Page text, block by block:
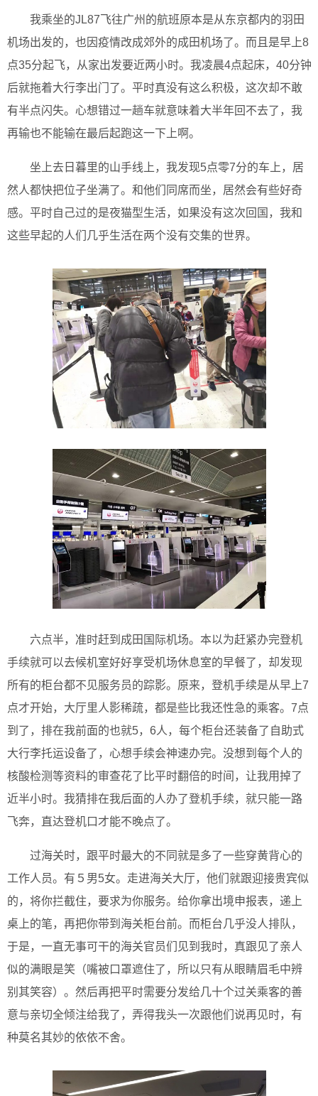
我乘坐的JL87飞往广州的航班原本是从东京都内的羽田
机场出发的，也因疫情改成郊外的成田机场了。而且是早上8
点35分起飞，从家出发要近两小时。我凌晨4点起床，40分钟
后就拖着大行李出门了。平时真没有这么积极，这次却不敢
有半点闪失。心想错过一趟车就意味着大半年回不去了，我
再输也不能输在最后起跑这一下上啊。
坐上去日暮里的山手线上，我发现5点零7分的车上，居
然人都快把位子坐满了。和他们同席而坐，居然会有些好奇
感。平时自己过的是夜猫型生活，如果没有这次回国，我和
这些早起的人们几乎生活在两个没有交集的世界。
六点半，准时赶到成田国际机场。本以为赶紧办完登机
手续就可以去候机室好好享受机场休息室的早餐了，却发现
所有的柜台都不见服务员的踪影。原来，登机手续是从早上7
点才开始，大厅里人影稀疏，都是些比我还性急的乘客。7点
到了，排在我前面的也就5，6人，每个柜台还装备了自助式
大行李托运设备了，心想手续会神速办完。没想到每个人的
核酸检测等资料的审查花了比平时翻倍的时间，让我用掉了
近半小时。我猜排在我后面的人办了登机手续，就只能一路
飞奔，直达登机口才能不晚点了。
过海关时，跟平时最大的不同就是多了一些穿黄背心的
工作人员。有５男5女。走进海关大厅，他们就跟迎接贵宾似
的，将你拦截住，要求为你服务。给你拿出境申报表，递上
桌上的笔，再把你带到海关柜台前。而柜台几乎没人排队，
于是，一直无事可干的海关官员们见到我时，真跟见了亲人
似的满眼是笑（嘴被口罩遮住了，所以只有从眼睛眉毛中辨
别其笑容）。然后再把平时需要分发给几十个过关乘客的善
意与亲切全倾注给我了，弄得我头一次跟他们说再见时，有
种莫名其妙的依依不舍。